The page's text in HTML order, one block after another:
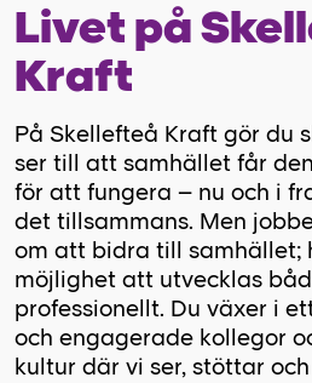
Livet på
Kraft
På Skellefteå Kraft gör du
ser till att samhället får
för att fungera – nu och i
det tillsammans. Men
om att bidra till samhället;
möjlighet att utvecklas
professionellt. Du växer i
och engagerade kollegor
kultur där vi ser, stöttar